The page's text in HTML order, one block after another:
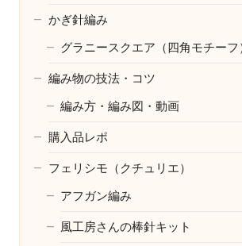
かぎ針編み
グラニースクエア（四角モチーフ
編み物の技法・コツ
編み方・編み図・動画
購入品レポ
フェリシモ（クチュリエ）
アフガン編み
風工房さんの棒針キット